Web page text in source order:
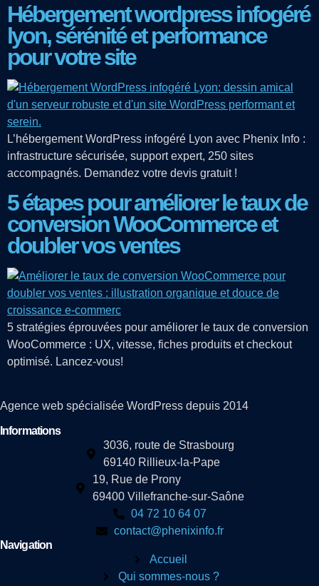
Hébergement wordpress infogéré
lyon, sérénité et performance
pour votre site
L’hébergement WordPress infogéré Lyon avec Phenix Info :
infrastructure sécurisée, support expert, 250 sites
accompagnés. Demandez votre devis gratuit !
5 étapes pour améliorer le taux de
conversion WooCommerce et
doubler vos ventes
5 stratégies éprouvées pour améliorer le taux de conversion
WooCommerce : UX, vitesse, fiches produits et checkout
optimisé. Lancez-vous!
Agence web spécialisée WordPress depuis 2014
Informations
3036, route de Strasbourg
69140 Rillieux-la-Pape
19, Rue de Prony
69400 Villefranche-sur-Saône
04 72 10 64 07
contact@phenixinfo.fr
Navigation
Accueil
Qui sommes-nous ?